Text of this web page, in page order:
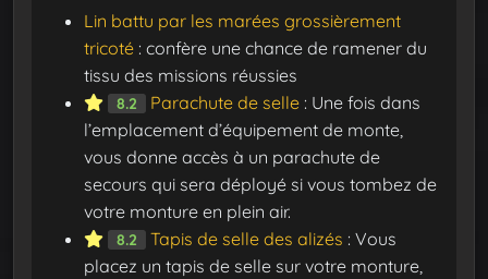
Lin battu par les marées grossièrement
tricoté : confère une chance de ramener du
tissu des missions réussies
8.2 Parachute de selle : Une fois dans
l’emplacement d’équipement de monte,
vous donne accès à un parachute de
secours qui sera déployé si vous tombez de
votre monture en plein air.
8.2 Tapis de selle des alizés : Vous
placez un tapis de selle sur votre monture,